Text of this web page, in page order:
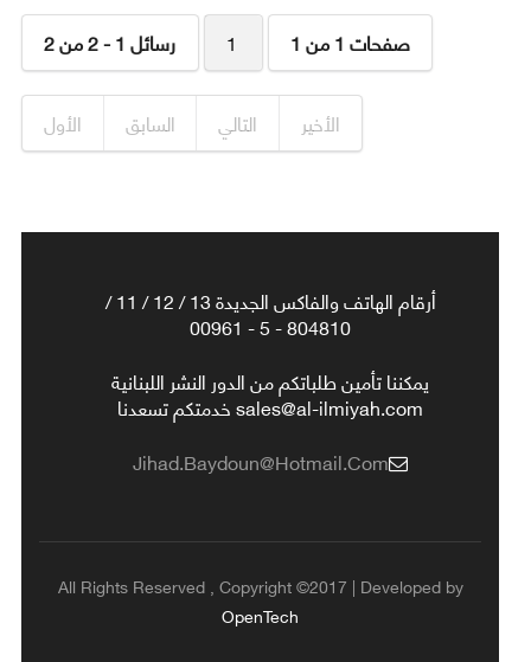
رسائل 1 - 2 من 2 1 صفحات 1 من 1
الأول السابق التالي الأخير
أرقام الهاتف والفاكس الجديدة 13 / 12 / 11 /
804810 - 5 - 00961
يمكننا تأمين طلباتكم من الدور النشر اللبنانية
sales@al-ilmiyah.com خدمتكم تسعدنا
Jihad.baydoun@hotmail.com
All Rights Reserved , Copyright ©2017 | Developed by
OpenTech